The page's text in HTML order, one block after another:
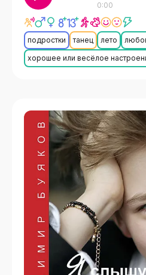
0:00
подростки танец лето
хорошее или весёлое